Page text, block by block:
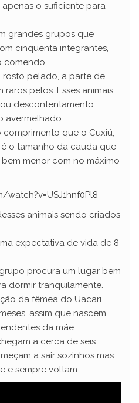
o suficiente para
grandes grupos que
cinquenta integrantes,
comendo.
rosto pelado, a parte de
pelos. Esses animais
descontentamento
avermelhado.
comprimento que o Cuxiú,
o tamanho da cauda que
menor com no máximo
animais sendo criados
expectativa de vida de 8
procura um lugar bem
dormir tranquilamente.
da fêmea do Uacari
assim que nascem
da mãe.
a cerca de seis
a sair sozinhos mas
e sempre voltam.